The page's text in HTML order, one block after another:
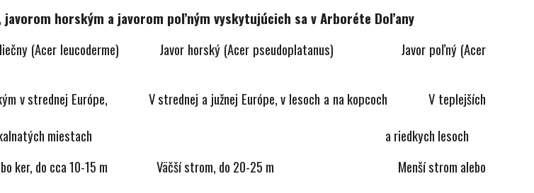
javorom horským a javorom poľným vyskytujúcich sa v Arboréte Doľany
(Acer leucoderme)
Javor horský (Acer pseudoplatanus) Javor poľný (Acer
Európe, V strednej a južnej Európe, v lesoch a na kopcoch V teplejších
miestach
a riedkych lesoch
do cca 10-15 m Väčší strom, do 20-25 m
Menší strom alebo